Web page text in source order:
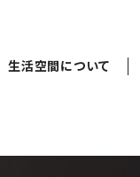
生活空間について